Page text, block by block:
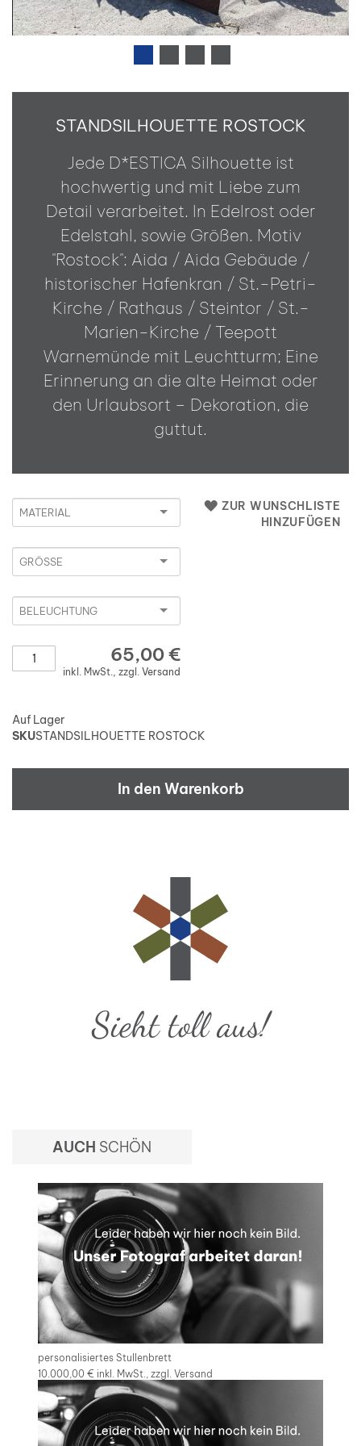
STANDSILHOUETTE ROSTOCK
Jede D*ESTICA Silhouette ist
hochwertig und mit Liebe zum
Detail verarbeitet. In Edelrost oder
Edelstahl, sowie Größen. Motiv
"Rostock": Aida / Aida Gebäude /
historischer Hafenkran / St.-Petri-
Kirche / Rathaus / Steintor / St.-
Marien-Kirche / Teepott
Warnemünde mit Leuchtturm; Eine
Erinnerung an die alte Heimat oder
den Urlaubsort – Dekoration, die
guttut.
Material
Größe
Beleuchtung
Anzahl 65,00 €
inkl. MwSt., zzgl. Versand
ZUR WUNSCHLISTE
HINZUFÜGEN
Auf Lager
SKUSTANDSILHOUETTE ROSTOCK
In den Warenkorb
Sieht toll aus!
AUCH SCHÖN
personalisiertes Stullenbrett
10.000,00 € inkl. MwSt., zzgl. Versand